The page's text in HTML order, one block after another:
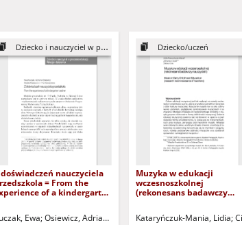
- red. nauk. Pasterniak-Kobyłecka, Ewa - red nauk.
Dziecko i nauczyciel w procesie edukacji
nauczyciela
= From the
of a kindergarten
Ewa Osiewicz, Adriana Kataryńczuk-Mania, Lidia - red.
Dziecko/uczeń
Muzyka w edukacji
wczesnoszkolnej
(rekonesans badawczy
(research reconnaissance
Kataryńczuk-Mania, Lidia